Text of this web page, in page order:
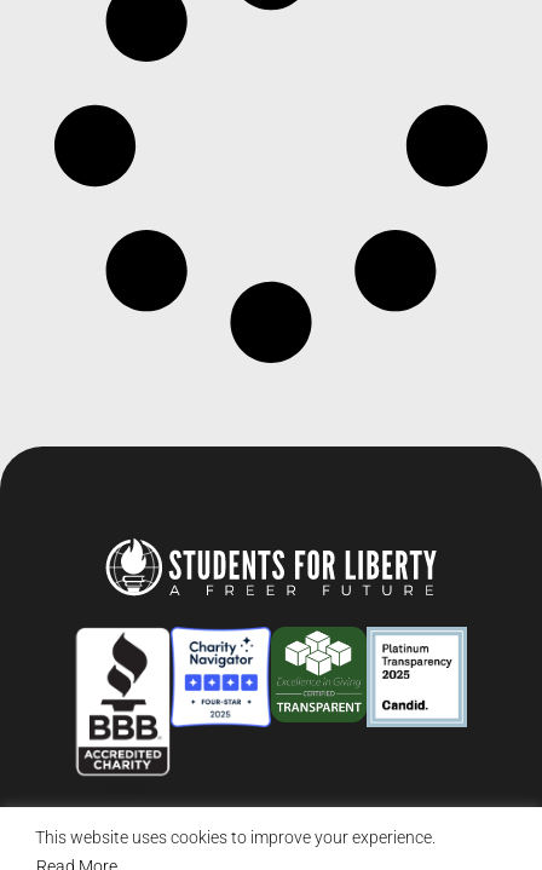
This website uses cookies to improve your experience.
© 2026 Students For Liberty, All Rights Reserved